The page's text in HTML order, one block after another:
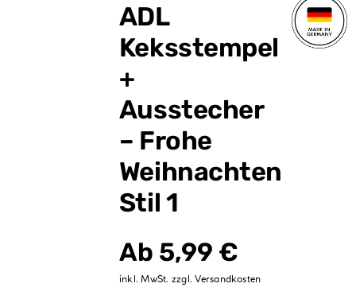
PartydekorationADL
Keksstempel
+
Ausstecher
– Frohe
Weihnachten
Stil 1
Ab 5,99 €
inkl. MwSt. zzgl.Versandkosten